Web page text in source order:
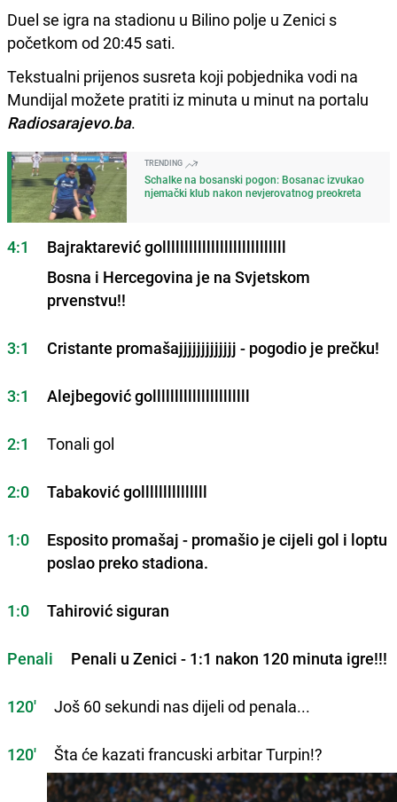
Duel se igra na stadionu u Bilino polje u Zenici s
početkom od 20:45 sati.
Tekstualni prijenos susreta koji pobjednika vodi na
Mundijal možete pratiti iz minuta u minut na portalu
Radiosarajevo.ba.
TRENDING
Schalke na bosanski pogon: Bosanac izvukao
njemački klub nakon nevjerovatnog preokreta
4:1
Bajraktarević gollllllllllllllllllllllllllll
Bosna i Hercegovina je na Svjetskom
prvenstvu!!
3:1 Cristante promašajjjjjjjjjjjjj - pogodio je prečku!
3:1 Alejbegović gollllllllllllllllllllll
2:1 Tonali gol
2:0 Tabaković golllllllllllllll
1:0
Esposito promašaj - promašio je cijeli gol i loptu
poslao preko stadiona.
1:0 Tahirović siguran
Penali Penali u Zenici - 1:1 nakon 120 minuta igre!!!
120' Još 60 sekundi nas dijeli od penala...
120' Šta će kazati francuski arbitar Turpin!?